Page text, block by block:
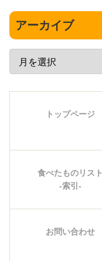
アーカイブ
トップページ
食べたものリスト
-索引-
お問い合わせ